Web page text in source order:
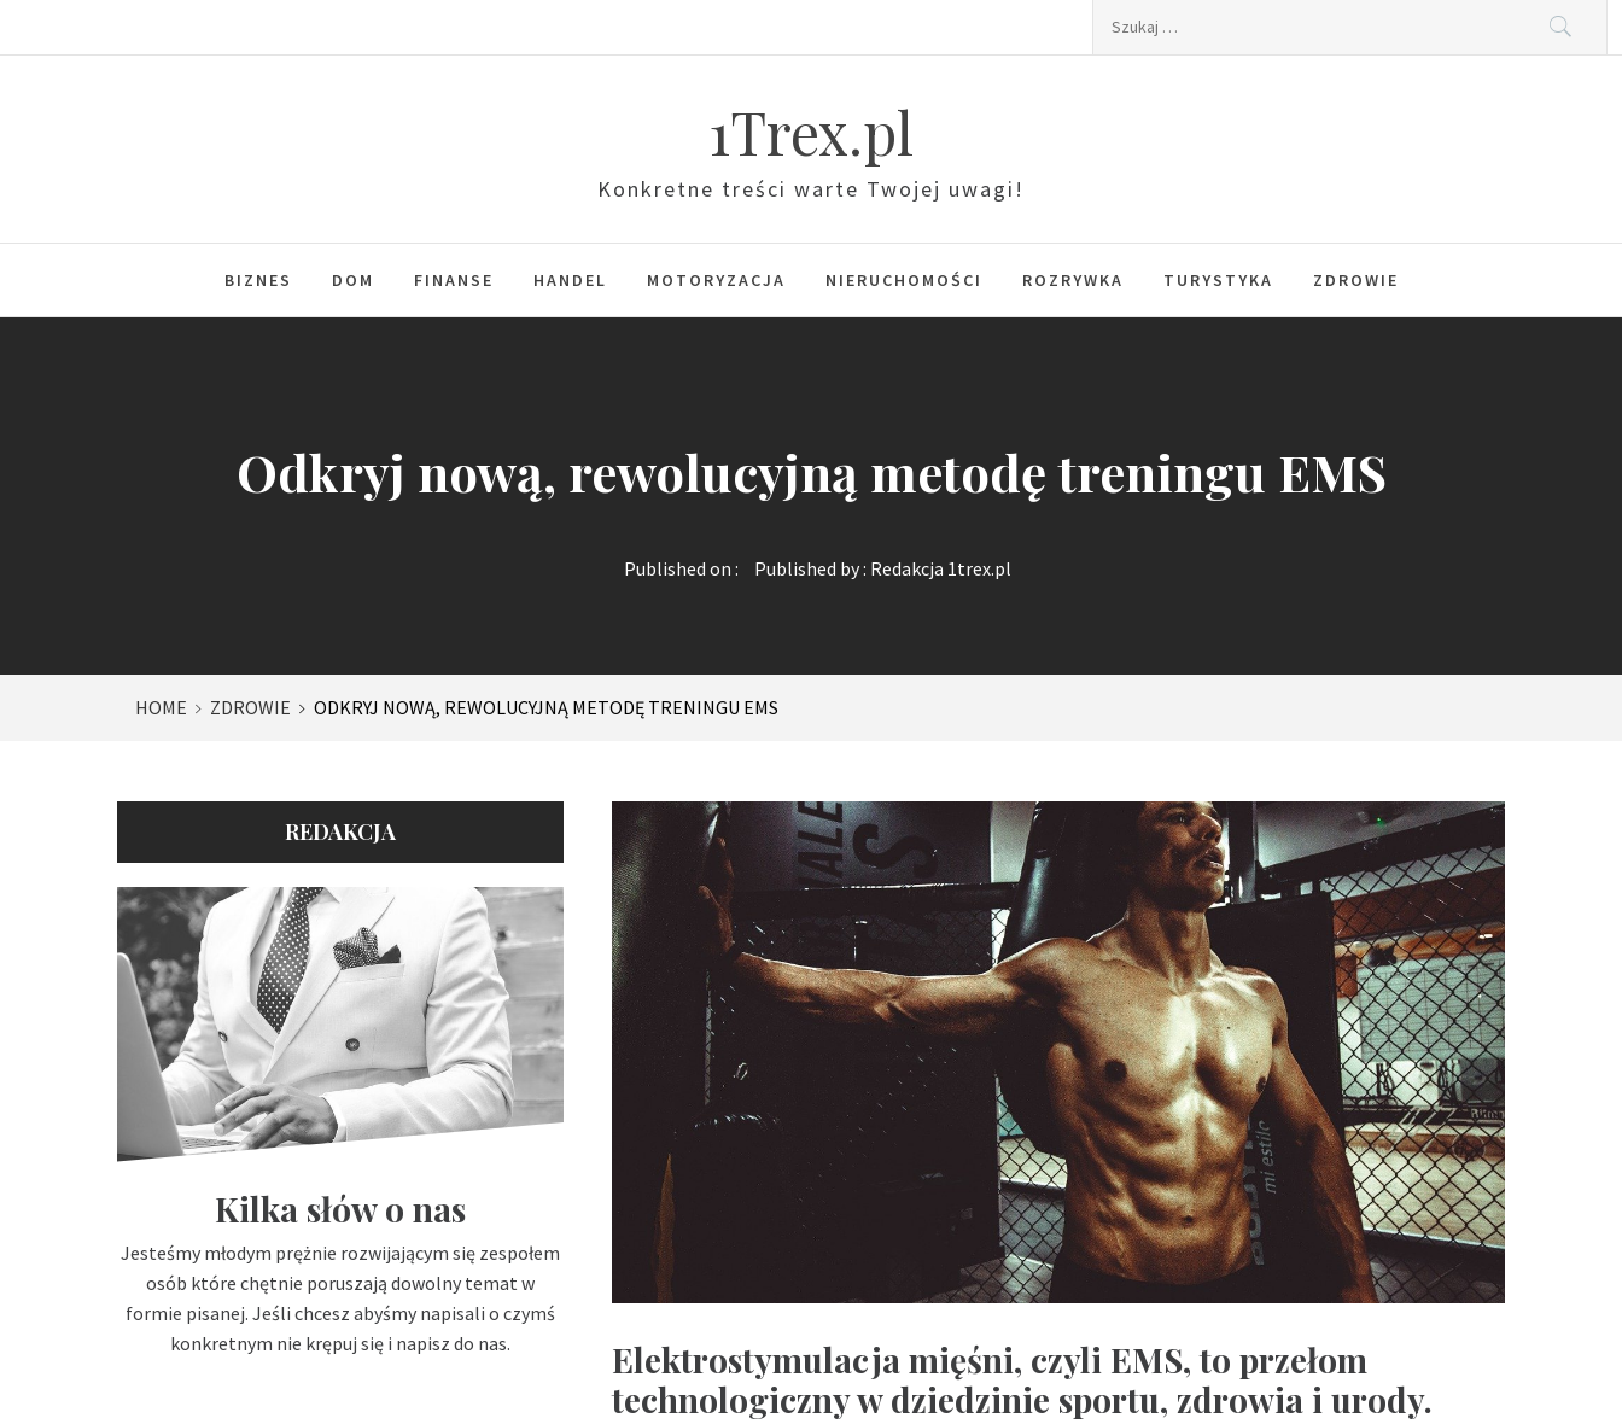
Szukaj:
1Trex.pl
Konkretne treści warte Twojej uwagi!
BIZNES DOM FINANSE HANDEL MOTORYZACJA NIERUCHOMOŚCI ROZRYWKA TURYSTYKA ZDROWIE
Odkryj nową, rewolucyjną metodę treningu EMS
Published on : Published by : Redakcja 1trex.pl
HOME ZDROWIE ODKRYJ NOWĄ, REWOLUCYJNĄ METODĘ TRENINGU EMS
Elektrostymulacja mięśni, czyli EMS, to przełom
technologiczny w dziedzinie sportu, zdrowia i urody.
REDAKCJA
Kilka słów o nas
Jesteśmy młodym prężnie rozwijającym się zespołem
osób które chętnie poruszają dowolny temat w
formie pisanej. Jeśli chcesz abyśmy napisali o czymś
konkretnym nie krępuj się i napisz do nas.